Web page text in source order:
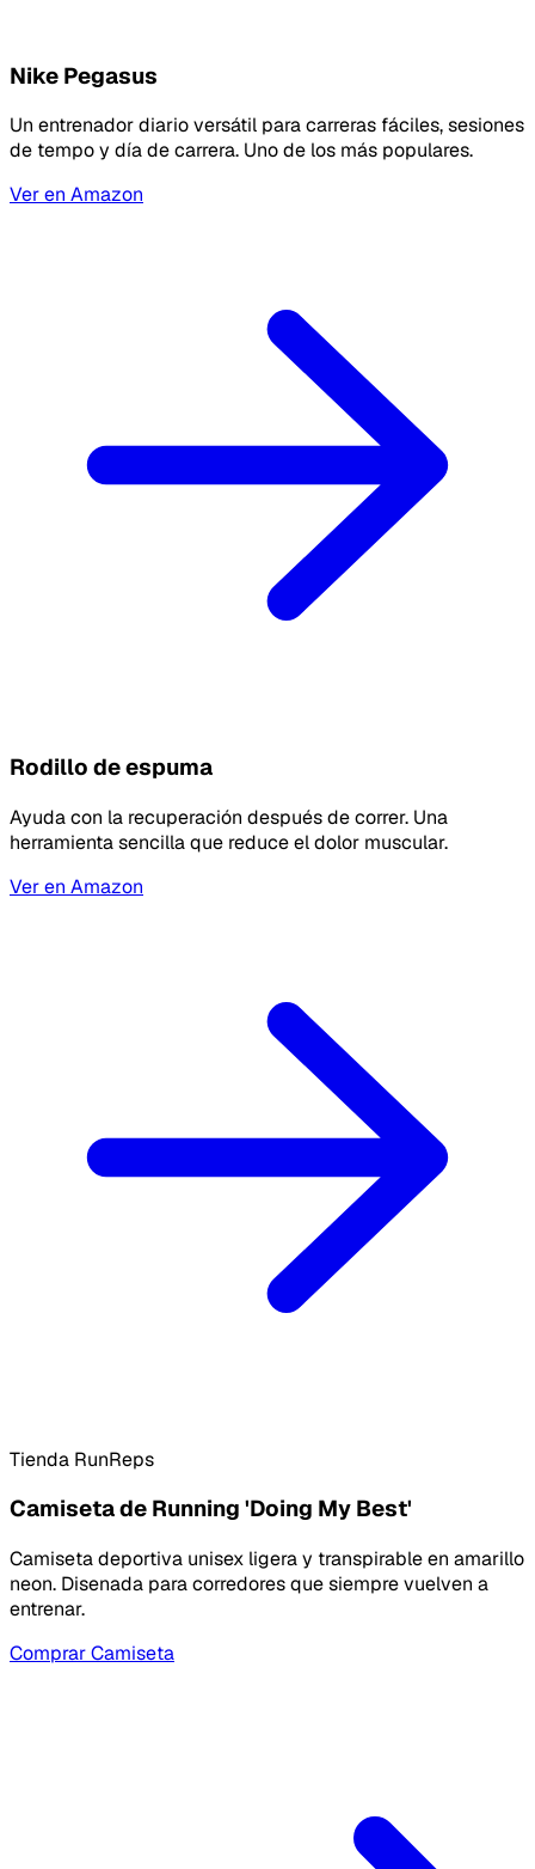
Nike Pegasus
Un entrenador diario versátil para carreras fáciles, sesiones
de tempo y día de carrera. Uno de los más populares.
Ver en Amazon
Rodillo de espuma
Ayuda con la recuperación después de correr. Una
herramienta sencilla que reduce el dolor muscular.
Ver en Amazon
Tienda RunReps
Camiseta de Running 'Doing My Best'
Camiseta deportiva unisex ligera y transpirable en amarillo
neon. Disenada para corredores que siempre vuelven a
entrenar.
Comprar Camiseta